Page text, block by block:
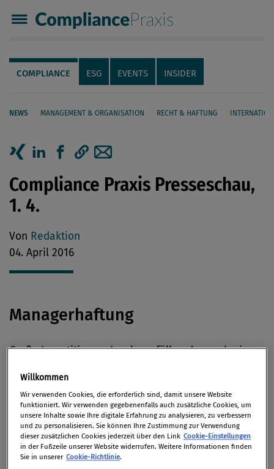
Compliance Praxis
Servicenavigation
Navigation
COMPLIANCE ESG EVENTS INSIDER
NEWS MANAGEMENT & ORGANISATION RECHT & HAFTUNG
Seiteninhalt
Artikel auf Xing teilen
Artikel auf linkedIn teilen
Artikel auf Facebook teilen
Artikellink kopieren
Artikel per Mail teilen
Compliance Praxis Presseschau,
1. 4.
Von Redaktion
04. April 2016
Managerhaftung
Große Investitionen, Insolvenzfälle oder auch eine
Managerweiten sich zusehends aus.
Versicherungen buhlen um Kunden, weiß das
WirtschaftsBlatt.
Für denCo-Vorstandschef der Deutschen
Bank,Jürgen Fitschen, und seinen Vorgänger, Rolf-E.
Willkommen
Wir verwenden Cookies, die erforderlich sind, damit unsere Website
funktioniert. Wir verwenden gegebenenfalls auch zusätzliche Cookies, um
unsere Inhalte sowie Ihre digitale Erfahrung zu analysieren, zu verbessern
und zu personalisieren. Sie können Ihre Zustimmung zur Verwendung
dieser zusätzlichen Cookies jederzeit über den Link Cookie-Einstellungen
in der Fußzeile unserer Website widerrufen. Weitere Informationen finden
Sie in unserer Cookie-Richtlinie.